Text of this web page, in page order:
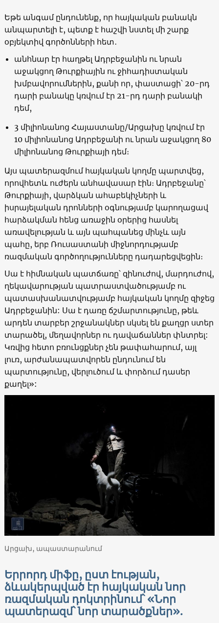
Եթե անգամ ընդունենք, որ հայկական բանակն
անպարտելի է, պետք է հաշվի նստել մի շարք
օբյեկտիվ գործոնների հետ․
անհնար էր հաղթել Ադրբեջանին ու նրան
աջակցող Թուրքիային ու ջիհադիստական
խմբավորումներին, քանի որ, փաստացի՝ 20-րդ
դարի բանակը կռվում էր 21-րդ դարի բանակի
դեմ,
3 միլիոնանոց Հայաստանը/Արցախը կռվում էր
10 միլիոնանոց Ադրբեջանի ու նրան աջակցող 80
միլիոնանոց Թուրքիայի դեմ։
Այս պատերազմում հայկական կողմը պարտվեց,
որովհետև ուժերն անհավասար էին։ Ադրբեջանը՝
Թուրքիայի, վարձկան ահաբեկիչների և
իսրայելական դրոնների օգնությամբ կարողացավ
հարձակման հենց առաջին օրերից հասնել
առավելության և այն պահպանեց մինչև այն
պահը, երբ Ռուսաստանի միջնորդությամբ
ռազմական գործողությունները դադարեցվեցին։
Սա է հիմնական պատճառը՝ զինուժով, մարդուժով,
ղեկավարության պատրաստվածությամբ ու
պատասխանատվությամբ հայկական կողմը զիջեց
Ադրբեջանին: Սա է դառը ճշմարտությունը, թեև
արդեն տարբեր շրջանակներ սկսել են քաղցր ստեր
տարածել, մեղավորներ ու դավաճաններ փնտրել:
Կռվից հետո բռունցքներ չեն թափահարում, այլ
լուռ, արժանապատվորեն ընդունում են
պարտությունը, վերլուծում և փորձում դասեր
քաղել»:
Արցախ, ապաստարանում
Երրորդ միֆը, ըստ էության,
ձևակերպված էր հայկական նոր
ռազմական դոկտրինում՝ «Նոր
պատերազմ՝ նոր տարածքներ».